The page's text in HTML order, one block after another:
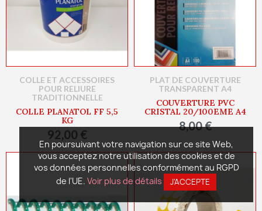
COLLE ET ACCESSOIRES
POUR RELIURE
TRADITIONNELLE
COLLE PLANATOL FF 5,5
KG
92,00 €
PLAT DE COUVERTURE
TRANSPARENT A4
COUVERTURE PVC
CRISTAL 20/100EME A4
8,00 €
En poursuivant votre navigation sur ce site Web,
vous acceptez notre utilisation des cookies et de
vos données personnelles conformément au RGPD
de l'UE. Voir plus de détails J'ACCEPTE